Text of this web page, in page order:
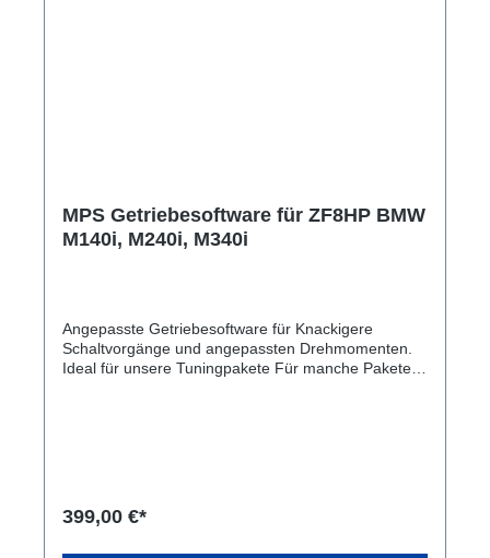
MPS Getriebesoftware für ZF8HP BMW
M140i, M240i, M340i
Angepasste Getriebesoftware für Knackigere
Schaltvorgänge und angepassten Drehmomenten.
Ideal für unsere Tuningpakete Für manche Pakete
399,00 €*